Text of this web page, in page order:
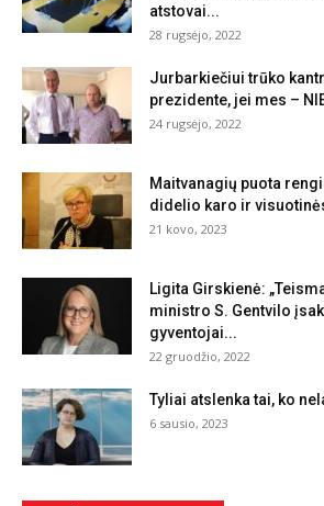
atstovai...
28 rugsėjo, 2022
Jurbarkiečiui trūko
prezidente, jei mes –
24 rugsėjo, 2022
Maitvanagių puota
didelio karo ir
21 kovo, 2023
Ligita Girskienė:
ministro S. Gentvilo
gyventojai...
22 gruodžio, 2022
Tyliai atslenka tai, ko
6 sausio, 2023